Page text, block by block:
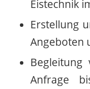
Eistechnik
Erstellung
Angeboten
Anfrage